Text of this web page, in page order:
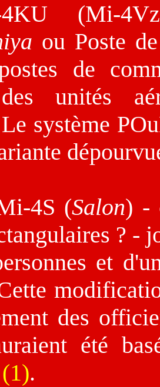
4KU (Mi-
ou Poste
de
unités
système
4S (Salon) -
? -
et
des
été
(1).